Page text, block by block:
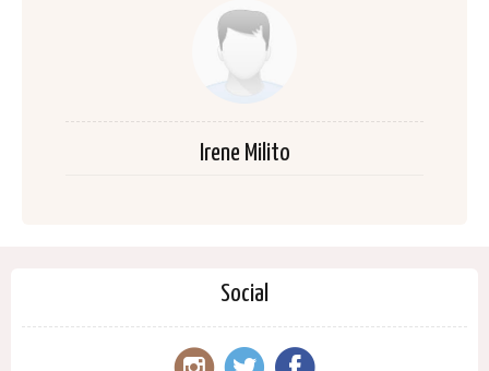
Irene Milito
Social